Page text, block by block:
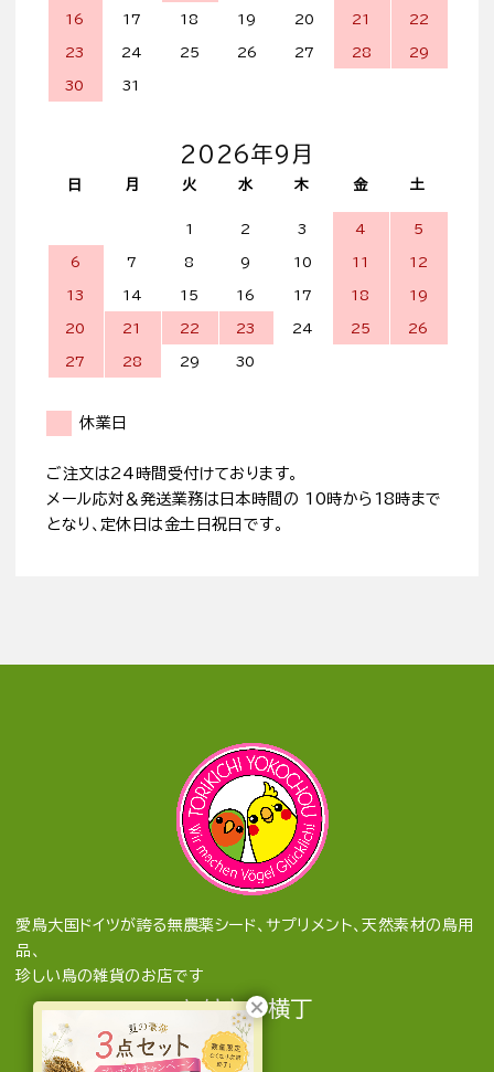
16 17 18 19 20 21 22
23 24 25 26 27 28 29
30 31
2026年9月
日 月 火 水 木 金 土
1 2 3 4 5
6 7 8 9 10 11 12
13 14 15 16 17 18 19
20 21 22 23 24 25 26
27 28 29 30
休業日
ご注文は24時間受付けております。
メール応対＆発送業務は日本時間の 10時から18時まで
となり、定休日は金土日祝日です。
愛鳥大国ドイツが誇る無農薬シード、サプリメント、天然素材の鳥用
品、
珍しい鳥の雑貨のお店です
とりきち横丁